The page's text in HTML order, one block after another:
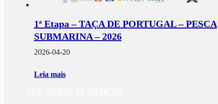
1ª Etapa – TAÇA DE PORTUGAL – PESCA
SUBMARINA – 2026
2026-04-20
Leia mais